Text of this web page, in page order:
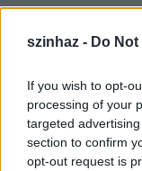
szinhaz - Do
If you wish to opt-
processing of your
targeted
section to confirm
opt-out request is
A produkciót a
Budapesti
Művészetek